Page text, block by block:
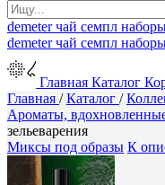
demeterчай семпл
demeterчай семпл
Главная Каталог
Главная /Каталог /
Ароматы,
зельеварения
Миксы под образы К